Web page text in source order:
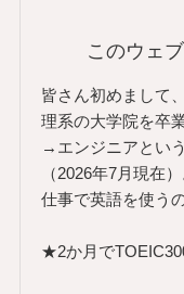
このウェ
皆さん初めまして
理系の大学院を卒
→エンジニアとい
（2026年7月現在）
仕事で英語を使う
★2か月で